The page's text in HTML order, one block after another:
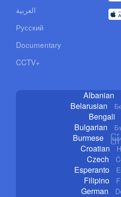
العربية
Русский
Documentary
CCTV+
Albanian
Belarusian
Bengali
Bulgarian
Burmese မြ
Croatian
Czech
Esperanto
Filipino
German